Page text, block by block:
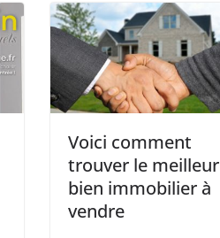
Voici comment
trouver le meilleur
bien immobilier à
vendre